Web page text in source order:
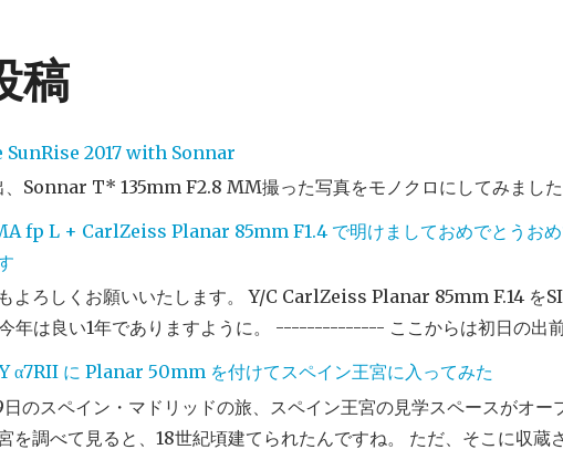
稿
2017 with Sonnar
、Sonnar T* 135mm F2.8 MM撮った写真をモノクロにしてみました
fp L + CarlZeiss Planar 85mm F1.4 で明けましておめでとうお
よろしくお願いいたします。 Y/C CarlZeiss Planar 85mm F.14 を
年は良い1年でありますように。 -------------- ここからは初日の出前
α7RII に Planar 50mm を付けてスペイン王宮に入ってみた
日のスペイン・マドリッドの旅、スペイン王宮の見学スペースがオー
を調べて見ると、18世紀頃建てられたんですね。 ただ、そこに収蔵